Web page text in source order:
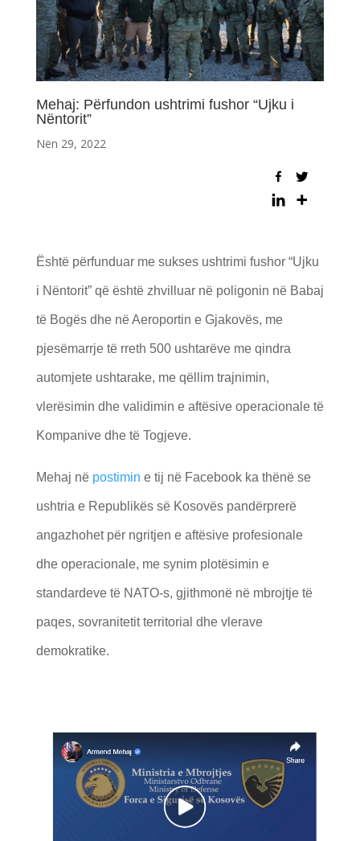
Mehaj: Përfundon ushtrimi fushor “Ujku i
Nëntorit”
Nën 29, 2022
Është përfunduar me sukses ushtrimi fushor “Ujku
i Nëntorit” që është zhvilluar në poligonin në Babaj
të Bogës dhe në Aeroportin e Gjakovës, me
pjesëmarrje të rreth 500 ushtarëve me qindra
automjete ushtarake, me qëllim trajnimin,
vlerësimin dhe validimin e aftësive operacionale të
Kompanive dhe të Togjeve.
Mehaj në postimin e tij në Facebook ka thënë se
ushtria e Republikës së Kosovës pandërprerë
angazhohet për ngritjen e aftësive profesionale
dhe operacionale, me synim plotësimin e
standardeve të NATO-s, gjithmonë në mbrojtje të
paqes, sovranitetit territorial dhe vlerave
demokratike.